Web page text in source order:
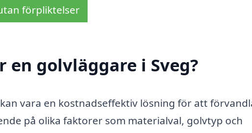
förpliktelser
golvläggare i Sveg?
vara en kostnadseffektiv lösning för att
på olika faktorer som materialval, golvtyp och